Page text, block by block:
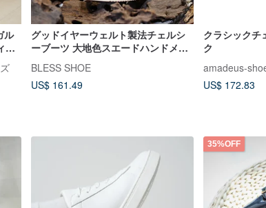
ル
ー
グッドイヤーウェルト製法チェルシ
ーブーツ 大地色スエードハンドメイ
ドブーツ
BLESS SHOE
US$ 161.49
クラシックチ
ク
amadeus-
US$ 172.83
35%OFF